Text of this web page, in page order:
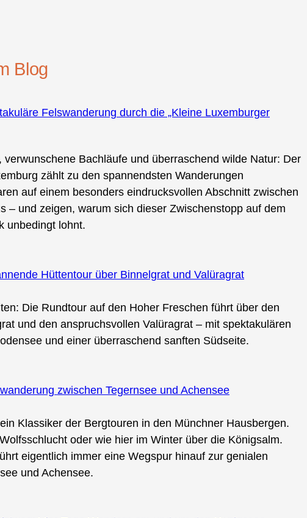
Blog
Felswanderung durch die „Kleine Luxemburger
verwunschene Bachläufe und überraschend wilde Natur: Der
zählt zu den spannendsten Wanderungen
auf einem besonders eindrucksvollen Abschnitt zwischen
– und zeigen, warum sich dieser Zwischenstopp auf dem
unbedingt lohnt.
Hüttentour über Binnelgrat und Valüragrat
Die Rundtour auf den Hoher Freschen führt über den
und den anspruchsvollen Valüragrat – mit spektakulären
und einer überraschend sanften Südseite.
zwischen Tegernsee und Achensee
Klassiker der Bergtouren in den Münchner Hausbergen.
oder wie hier im Winter über die Königsalm.
eigentlich immer eine Wegspur hinauf zur genialen
und Achensee.